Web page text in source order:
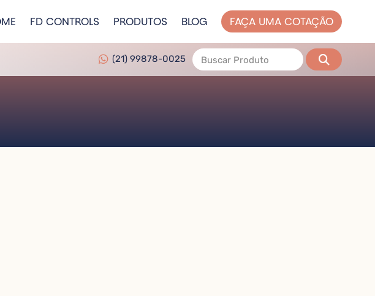
(21) 99878-0025
FD CONTROLS PRODUTOS BLOG FAÇA UMA COTAÇÃO